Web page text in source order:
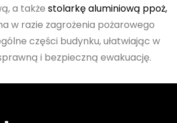
a także stolarkę aluminiową ppoż,
w razie zagrożenia pożarowego
części budynku, ułatwiając w
i bezpieczną ewakuację.